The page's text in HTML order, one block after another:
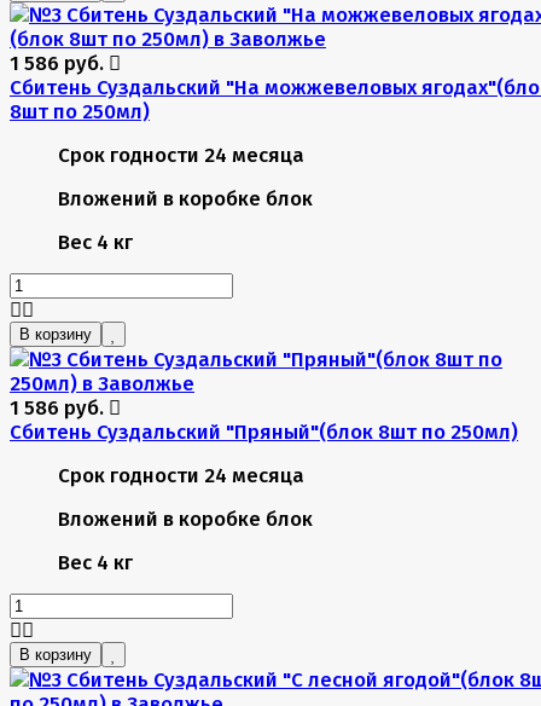
1 586 руб.
Сбитень Суздальский "На можжевеловых
8шт по 250мл)
Срок годности 24 месяца
Вложений в коробке блок
Вес 4 кг
В корзину
1 586 руб.
Сбитень Суздальский "Пряный"(блок 8шт по 250мл)
Срок годности 24 месяца
Вложений в коробке блок
Вес 4 кг
В корзину